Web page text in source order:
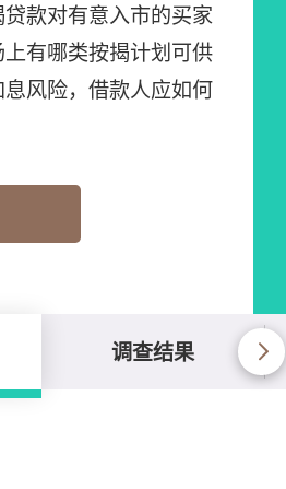
款对有意入市的买家
有哪类按揭计划可供
风险，借款人应如何
调查结果